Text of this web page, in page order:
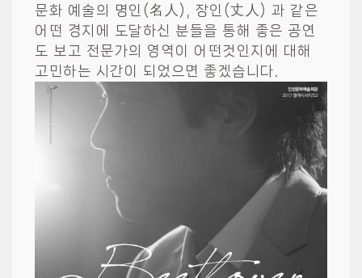
문화 예술의 명인(名人), 장인(丈人) 과 같은
어떤 경지에 도달하신 분들을 통해 좋은 공연
도 보고 전문가의 영역이 어떤것인지에 대해
고민하는 시간이 되었으면 좋겠습니다.